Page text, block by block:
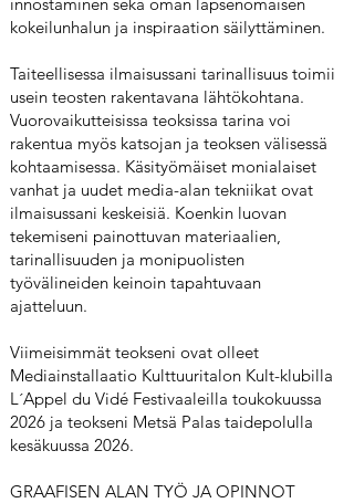
kokeilunhalun ja inspiraation säilyttäminen.
Taiteellisessa ilmaisussani tarinallisuus toimii
usein teosten rakentavana lähtökohtana.
Vuorovaikutteisissa teoksissa tarina voi
rakentua myös katsojan ja teoksen välisessä
kohtaamisessa. Käsityömäiset monialaiset
vanhat ja uudet media-alan tekniikat ovat
ilmaisussani keskeisiä. Koenkin luovan
tekemiseni painottuvan materiaalien,
tarinallisuuden ja monipuolisten
työvälineiden keinoin tapahtuvaan
ajatteluun.
Viimeisimmät teokseni ovat olleet
Mediainstallaatio Kulttuuritalon Kult-klubilla
L´Appel du Vidé Festivaaleilla toukokuussa
2026 ja teokseni Metsä Palas taidepolulla
kesäkuussa 2026.
GRAAFISEN ALAN TYÖ JA OPINNOT